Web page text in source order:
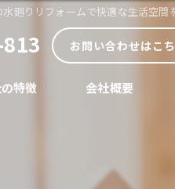
水廻りリフォームで快適な生活空間
お問い合わせはこ
特徴 会社概要